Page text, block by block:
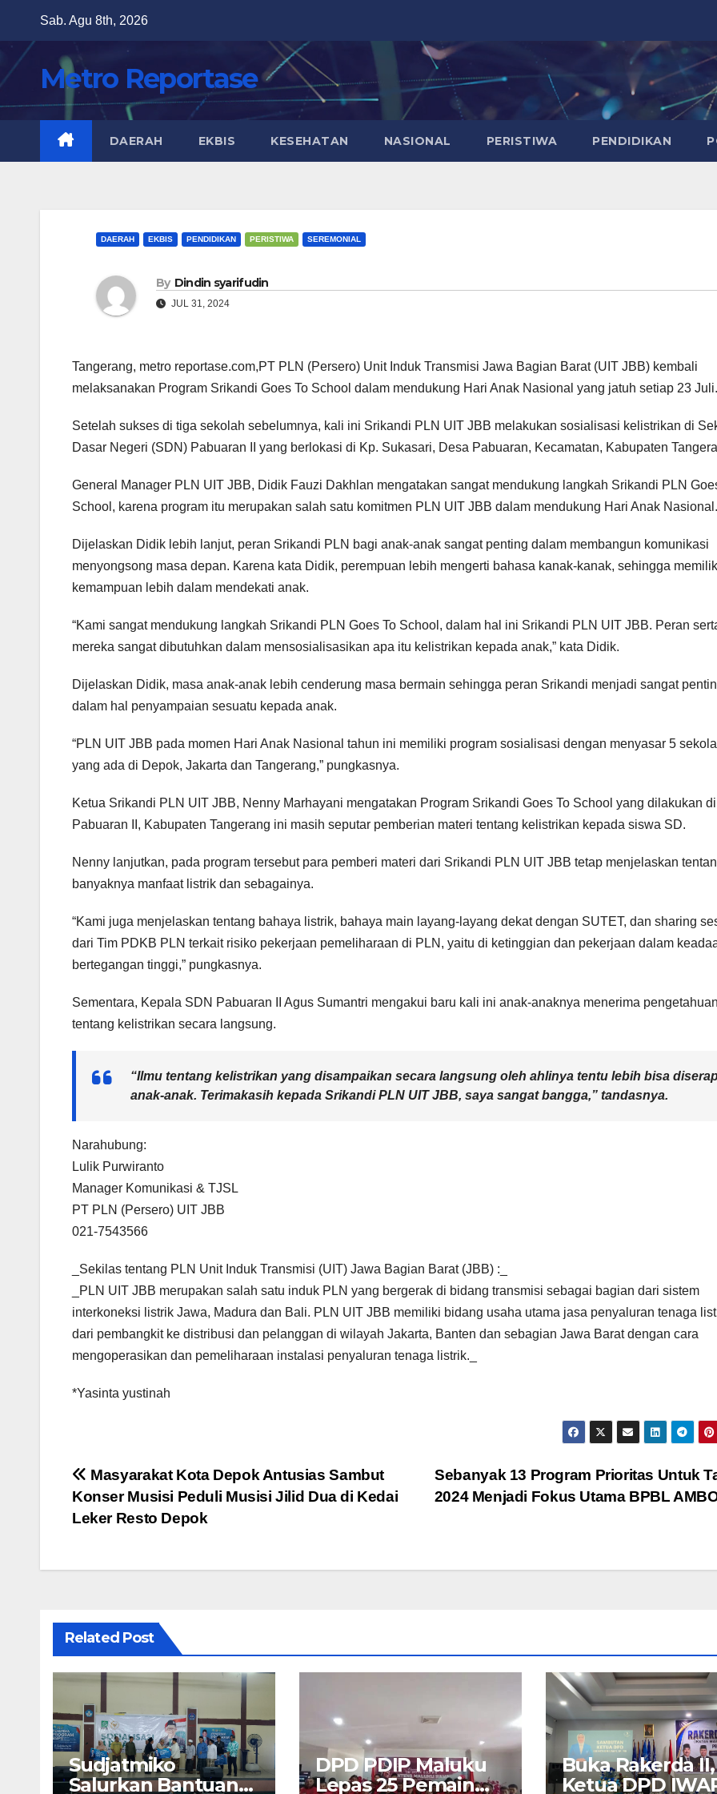
content
Sab. Agu 8th, 2026
Metro Reportase
DAERAH EKBIS KESEHATAN NASIONAL PERISTIWA PENDIDIKAN
DAERAH EKBIS PENDIDIKAN PERISTIWA SEREMONIAL
By Dindin syarifudin
JUL 31, 2024
Tangerang, metro reportase.com,PT PLN (Persero) Unit Induk Transmisi Jawa Bagian Barat (UIT JBB) kembali
melaksanakan Program Srikandi Goes To School dalam mendukung Hari Anak Nasional yang jatuh setiap 23 Juli.
Setelah sukses di tiga sekolah sebelumnya, kali ini Srikandi PLN UIT JBB melakukan sosialisasi kelistrikan di
Dasar Negeri (SDN) Pabuaran II yang berlokasi di Kp. Sukasari, Desa Pabuaran, Kecamatan, Kabupaten
General Manager PLN UIT JBB, Didik Fauzi Dakhlan mengatakan sangat mendukung langkah Srikandi PLN
School, karena program itu merupakan salah satu komitmen PLN UIT JBB dalam mendukung Hari Anak Nasional.
Dijelaskan Didik lebih lanjut, peran Srikandi PLN bagi anak-anak sangat penting dalam membangun komunikasi
menyongsong masa depan. Karena kata Didik, perempuan lebih mengerti bahasa kanak-kanak, sehingga
kemampuan lebih dalam mendekati anak.
“Kami sangat mendukung langkah Srikandi PLN Goes To School, dalam hal ini Srikandi PLN UIT JBB. Peran
mereka sangat dibutuhkan dalam mensosialisasikan apa itu kelistrikan kepada anak,” kata Didik.
Dijelaskan Didik, masa anak-anak lebih cenderung masa bermain sehingga peran Srikandi menjadi sangat
dalam hal penyampaian sesuatu kepada anak.
“PLN UIT JBB pada momen Hari Anak Nasional tahun ini memiliki program sosialisasi dengan menyasar 5
yang ada di Depok, Jakarta dan Tangerang,” pungkasnya.
Ketua Srikandi PLN UIT JBB, Nenny Marhayani mengatakan Program Srikandi Goes To School yang dilakukan
Pabuaran II, Kabupaten Tangerang ini masih seputar pemberian materi tentang kelistrikan kepada siswa SD.
Nenny lanjutkan, pada program tersebut para pemberi materi dari Srikandi PLN UIT JBB tetap menjelaskan
banyaknya manfaat listrik dan sebagainya.
“Kami juga menjelaskan tentang bahaya listrik, bahaya main layang-layang dekat dengan SUTET, dan sharing
dari Tim PDKB PLN terkait risiko pekerjaan pemeliharaan di PLN, yaitu di ketinggian dan pekerjaan dalam
bertegangan tinggi,” pungkasnya.
Sementara, Kepala SDN Pabuaran II Agus Sumantri mengakui baru kali ini anak-anaknya menerima pengetahuan
tentang kelistrikan secara langsung.
“Ilmu tentang kelistrikan yang disampaikan secara langsung oleh ahlinya tentu lebih bisa
anak-anak. Terimakasih kepada Srikandi PLN UIT JBB, saya sangat bangga,” tandasnya.
Narahubung:
Lulik Purwiranto
Manager Komunikasi & TJSL
PT PLN (Persero) UIT JBB
021-7543566
_Sekilas tentang PLN Unit Induk Transmisi (UIT) Jawa Bagian Barat (JBB) :_
_PLN UIT JBB merupakan salah satu induk PLN yang bergerak di bidang transmisi sebagai bagian dari sistem
interkoneksi listrik Jawa, Madura dan Bali. PLN UIT JBB memiliki bidang usaha utama jasa penyaluran tenaga
dari pembangkit ke distribusi dan pelanggan di wilayah Jakarta, Banten dan sebagian Jawa Barat dengan cara
mengoperasikan dan pemeliharaan instalasi penyaluran tenaga listrik._
*Yasinta yustinah
Navigasi
pos
Sebanyak 13 Program Prioritas Untuk
2024 Menjadi Fokus Utama BPBL
Masyarakat Kota Depok Antusias Sambut
Konser Musisi Peduli Musisi Jilid Dua di Kedai
Leker Resto Depok
Related Post
Sudjatmiko
Salurkan Bantuan
DPD PDIP Maluku
Lepas 25 Pemain
Buka Rakerda II,
Ketua DPD